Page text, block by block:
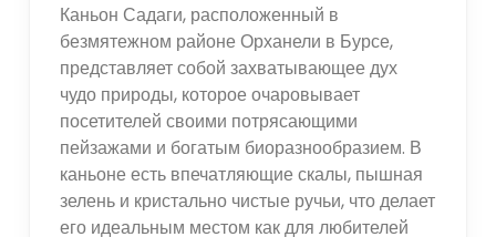
Каньон Садаги, расположенный в
безмятежном районе Орханели в Бурсе,
представляет собой захватывающее дух
чудо природы, которое очаровывает
посетителей своими потрясающими
пейзажами и богатым биоразнообразием. В
каньоне есть впечатляющие скалы, пышная
зелень и кристально чистые ручьи, что делает
его идеальным местом как для любителей